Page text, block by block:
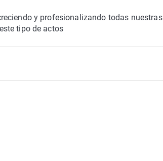
y profesionalizando todas nuestras
tipo de actos